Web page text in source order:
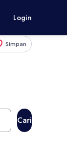
Login
Simpan
Cari